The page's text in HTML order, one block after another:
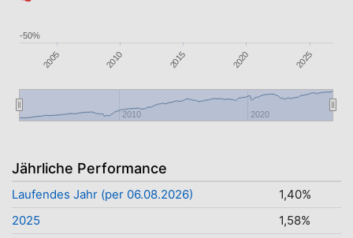
2005 2010 2015 2020 2025
2010 2020
-50%
Jährliche Performance
Laufendes Jahr (per 06.08.2026)
1,40%
2025
1,58%